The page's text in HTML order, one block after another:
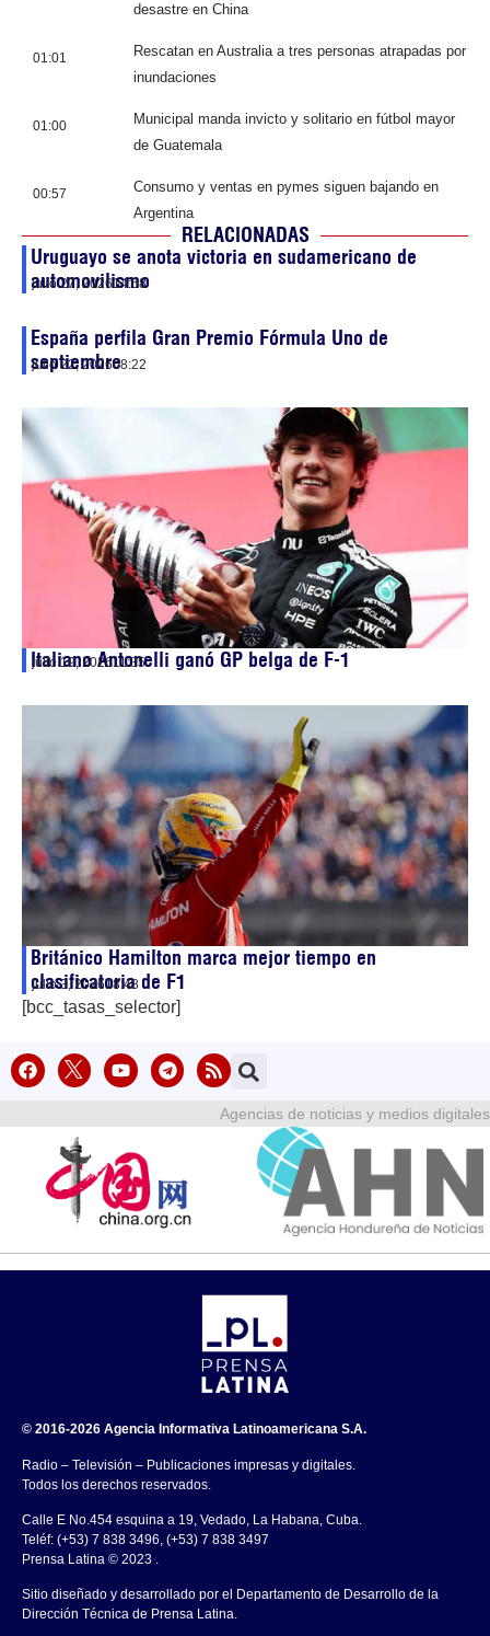
desastre en China
01:01
Rescatan en Australia a tres personas atrapadas por
inundaciones
01:00
Municipal manda invicto y solitario en fútbol mayor
de Guatemala
00:57
Consumo y ventas en pymes siguen bajando en
Argentina
RELACIONADAS
Uruguayo se anota victoria en sudamericano de
automovilismo
julio 27, 202614:58
España perfila Gran Premio Fórmula Uno de
septiembre
julio 22, 202608:22
Italiano Antonelli ganó GP belga de F-1
julio 19, 202611:35
Británico Hamilton marca mejor tiempo en
clasificatoria de F1
julio 3, 202618:48
[bcc_tasas_selector]
Agencias de noticias y medios digitales
© 2016-2026 Agencia Informativa Latinoamericana S.A.
Radio – Televisión – Publicaciones impresas y digitales.
Todos los derechos reservados.
Calle E No.454 esquina a 19, Vedado, La Habana, Cuba.
Teléf: (+53) 7 838 3496, (+53) 7 838 3497
Prensa Latina © 2023 .
Sitio diseñado y desarrollado por el Departamento de Desarrollo de la
Dirección Técnica de Prensa Latina.